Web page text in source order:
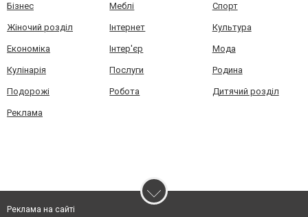
Бізнес Меблі Спорт
Жіночий розділ Інтернет Культура
Економіка Інтер'єр Мода
Кулінарія Послуги Родина
Подорожі Робота Дитячий розділ
Реклама
Реклама на сайті